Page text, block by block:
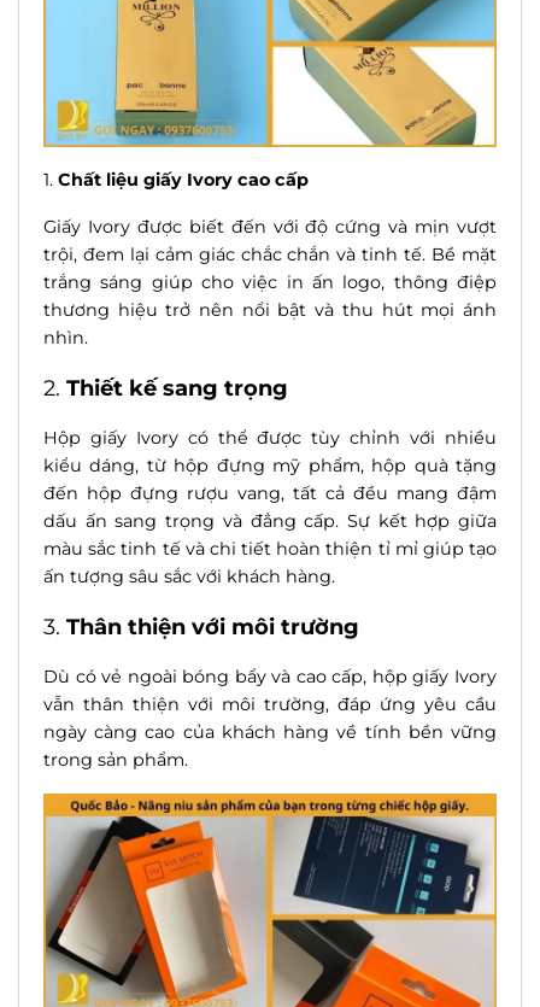
1. Chất liệu giấy Ivory cao cấp
Giấy Ivory được biết đến với độ cứng và mịn vượt
trội, đem lại cảm giác chắc chắn và tinh tế. Bề mặt
trắng sáng giúp cho việc in ấn logo, thông điệp
thương hiệu trở nên nổi bật và thu hút mọi ánh
nhìn.
2. Thiết kế sang trọng
Hộp giấy Ivory có thể được tùy chỉnh với nhiều
kiểu dáng, từ hộp đựng mỹ phẩm, hộp quà tặng
đến hộp đựng rượu vang, tất cả đều mang đậm
dấu ấn sang trọng và đẳng cấp. Sự kết hợp giữa
màu sắc tinh tế và chi tiết hoàn thiện tỉ mỉ giúp tạo
ấn tượng sâu sắc với khách hàng.
3. Thân thiện với môi trường
Dù có vẻ ngoài bóng bẩy và cao cấp, hộp giấy Ivory
vẫn thân thiện với môi trường, đáp ứng yêu cầu
ngày càng cao của khách hàng về tính bền vững
trong sản phẩm.